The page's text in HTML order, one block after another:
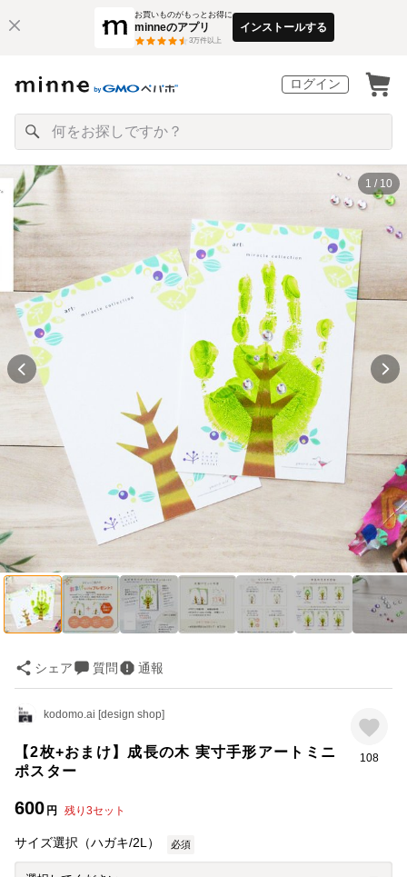
お買いものがもっとお得に
minneのアプリ
3万件以上
インストールする
ログイン
1 / 10
シェア 質問 通報
kodomo.ai [design shop]
【2枚+おまけ】成長の木 実寸手形アートミニ
ポスター
600 円 残り 3セット
108
サイズ選択（ハガキ/2L） 必須